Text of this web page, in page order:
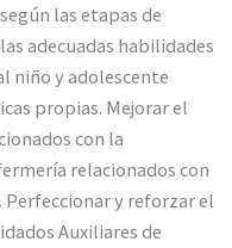
las etapas de
adecuadas habilidades
niño y adolescente
propias. Mejorar el
con la
relacionados con
y reforzar el
Auxiliares de